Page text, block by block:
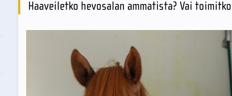
Haaveiletko hevosalan ammatista? Vai